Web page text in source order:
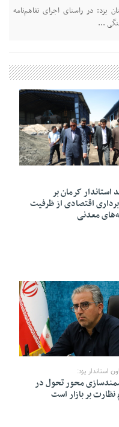
یزد: در راستای اجرای تفاهم‌نامه
...
10
استاندار کرمان بر
اقتصادی از ظرفیت
معدنی
استاندار یزد:
محور تحول در
نظارت بر بازار است